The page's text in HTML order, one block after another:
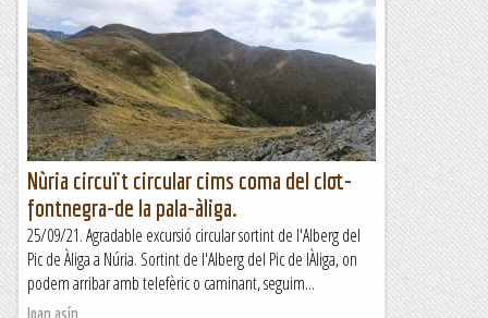
Avui les previsions meteorològiques no eren gaire bones.
S'esperaven pluges fortes a la tarda i per això hem plantejat
una activitat relativament curta per...
Blog de muntanya
Nùria circuït circular cims coma del clot-
fontnegra-de la pala-àliga.
25/09/21. Agradable excursió circular sortint de l'Alberg del
Pic de Àliga a Núria. Sortint de l'Alberg del Pic de lÀliga, on
podem arribar amb telefèric o caminant, seguim...
Joan asín